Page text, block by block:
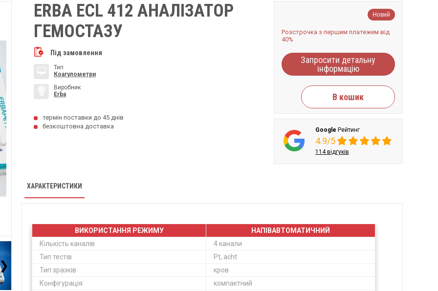
ERBA ECL 412 АНАЛІЗАТОР
ГЕМОСТАЗУ
Під замовлення
Тип
Коагулометри
Виробник
Erba
термін поставки до 45 днів
безкоштовна доставка
Новий
Розстрочка з першим платежем від
40%
Запросити детальну
інформацію
В кошик
Google Рейтинг
4.9/5
114 відгуків
ХАРАКТЕРИСТИКИ
ВИКОРИСТАННЯ РЕЖИМУ
НАПІВАВТОМАТИЧНИЙ
Кількість каналів
4 канали
Тип тестів
Pt, acht
Тип зразків
кров
Конфігурація
компактний